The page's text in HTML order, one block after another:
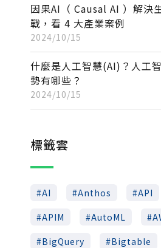
因果AI（ Causal AI ）解決
戰，看 4 大產業案例
2024/10/15
什麼是人工智慧(AI)？人工
勢有哪些？
2024/10/15
標籤雲
AI Anthos API
APIM
AutoML
BigQuery
Bigtable